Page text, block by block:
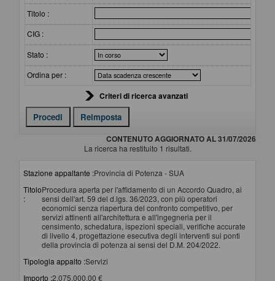
Titolo :
CIG :
Stato :
Ordina per :
Criteri di ricerca avanzati
CONTENUTO AGGIORNATO AL 31/07/2026
La ricerca ha restituito 1 risultati.
Stazione appaltante :Provincia di Potenza - SUA
Titolo
:
Procedura aperta per l'affidamento di un Accordo Quadro, ai
sensi dell'art. 59 del d.lgs. 36/2023, con più operatori
economici senza riapertura del confronto competitivo, per
servizi attinenti all'architettura e all'ingegneria per il
censimento, schedatura, ispezioni speciali, verifiche accurate
di livello 4, progettazione esecutiva degli interventi sui ponti
della provincia di potenza ai sensi del D.M. 204/2022.
Tipologia appalto :Servizi
Importo :2.075.000,00 €